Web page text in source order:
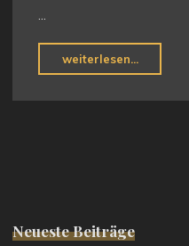
…
weiterlesen...
Venn…"
Neueste Beiträge